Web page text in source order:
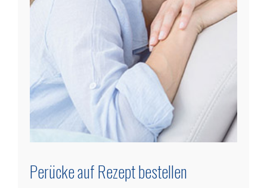
Perücke auf Rezept bestellen